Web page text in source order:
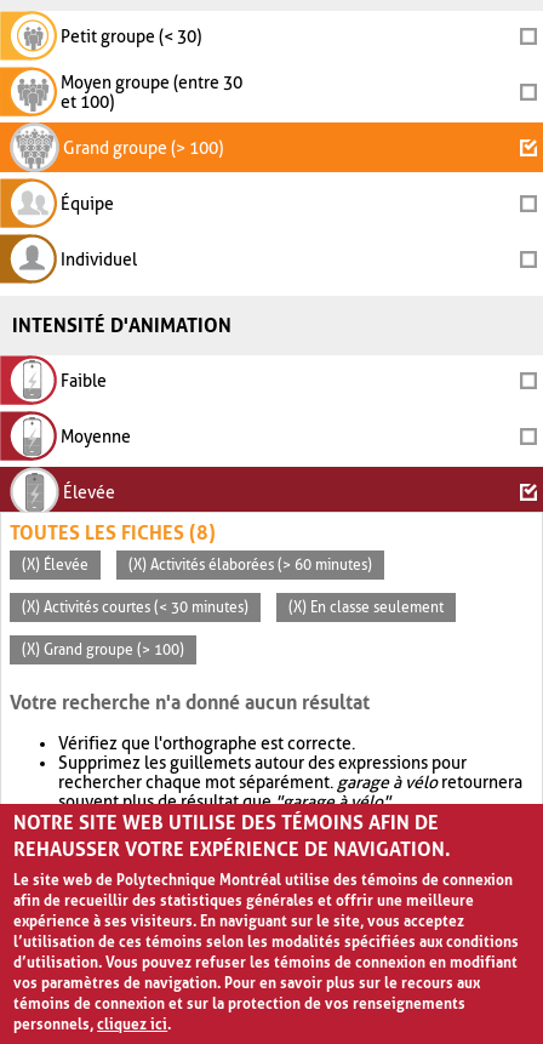
Petit groupe (< 30)
Moyen groupe (entre 30
et 100)
Grand groupe (> 100)
Équipe
Individuel
INTENSITÉ D'ANIMATION
Faible
Moyenne
Élevée
TOUTES LES FICHES (8)
(X) Élevée (X) Activités élaborées (> 60 minutes)
(X) Activités courtes (< 30 minutes) (X) En classe seulement
(X) Grand groupe (> 100)
Votre recherche n'a donné aucun résultat
Vérifiez que l'orthographe est correcte.
Supprimez les guillemets autour des expressions pour
rechercher chaque mot séparément. garage à véloretournera
souvent plus de résultat que"garage à vélo".
Envisagez d'élargir votre recherche avec OR.garage OR vélo
retournera souvent plus de résultat quegarage à vélo
NOTRE SITE WEB UTILISE DES TÉMOINS AFIN DE
REHAUSSER VOTRE EXPÉRIENCE DE NAVIGATION.
Le site web de Polytechnique Montréal utilise des témoins de connexion
afin de recueillir des statistiques générales et offrir une meilleure
expérience à ses visiteurs. En naviguant sur le site, vous acceptez
l’utilisation de ces témoins selon les modalités spécifiées aux conditions
d’utilisation. Vous pouvez refuser les témoins de connexion en modifiant
vos paramètres de navigation. Pour en savoir plus sur le recours aux
témoins de connexion et sur la protection de vos renseignements
personnels,cliquez ici.